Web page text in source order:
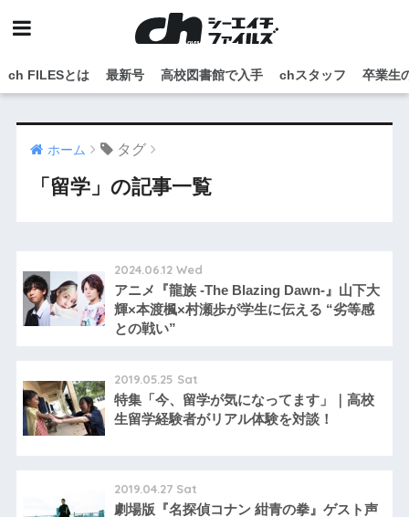
ch FILESとは 最新号 高校図書館で入手 chスタッフ 卒業生
ホーム タグ
「留学」の記事一覧
2024.06.12 Wed
アニメ『龍族 -The Blazing Dawn-』山下大
輝×本渡楓×村瀬歩が学生に伝える “劣等感
との戦い”
2019.05.25 Sat
特集「今、留学が気になってます」｜高校
生留学経験者がリアル体験を対談！
2019.04.27 Sat
劇場版『名探偵コナン 紺青の拳』ゲスト声